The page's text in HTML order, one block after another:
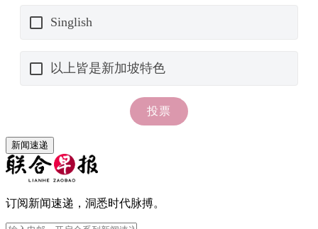
新闻速递
订阅新闻速递，洞悉时代脉搏。